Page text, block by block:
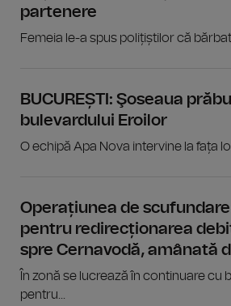
partenere
Femeia le-a spus polițiștilor că
BUCUREȘTI: Şoseaua
bulevardului Eroilor
O echipă Apa Nova intervine la fața
Operațiunea de
pentru redirecționarea
spre Cernavodă, amânată
În zonă se lucrează în continuare cu
pentru...